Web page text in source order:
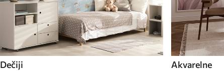
Dečiji Akvarelne